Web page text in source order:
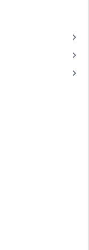
keyboard_arrow_right
keyboard_arrow_right
keyboard_arrow_right